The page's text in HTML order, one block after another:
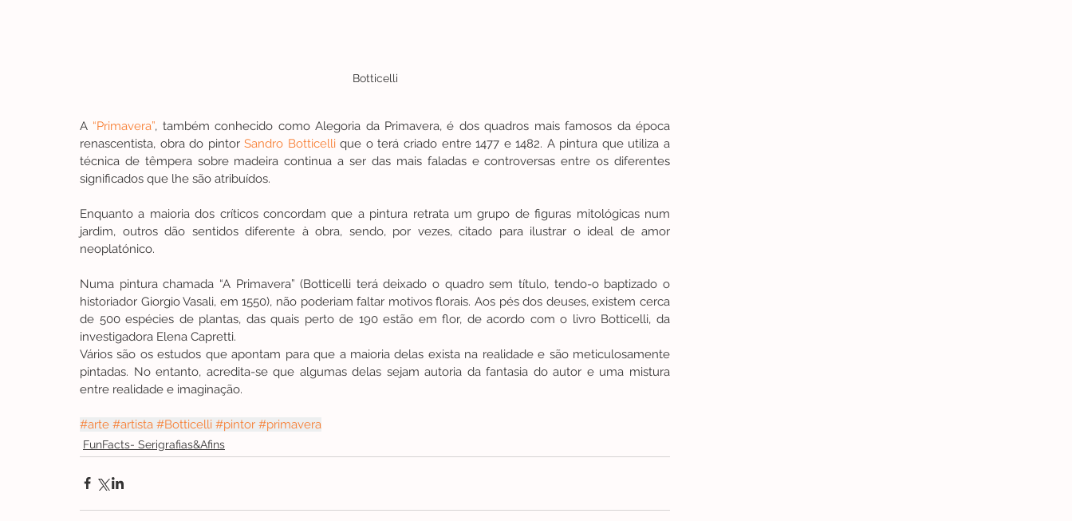
Botticelli
A “Primavera”, também conhecido como Alegoria da Primavera, é dos quadros mais famosos da época
renascentista, obra do pintor Sandro Botticelli que o terá criado entre 1477 e 1482. A pintura que utiliza a
técnica de têmpera sobre madeira continua a ser das mais faladas e controversas entre os diferentes
significados que lhe são atribuídos.
Enquanto a maioria dos críticos concordam que a pintura retrata um grupo de figuras mitológicas num
jardim, outros dão sentidos diferente à obra, sendo, por vezes, citado para ilustrar o ideal de amor
neoplatónico.
Numa pintura chamada “A Primavera” (Botticelli terá deixado o quadro sem título, tendo-o baptizado o
historiador Giorgio Vasali, em 1550), não poderiam faltar motivos florais. Aos pés dos deuses, existem cerca
de 500 espécies de plantas, das quais perto de 190 estão em flor, de acordo com o livro Botticelli, da
investigadora Elena Capretti.
Vários são os estudos que apontam para que a maioria delas exista na realidade e são meticulosamente
pintadas. No entanto, acredita-se que algumas delas sejam autoria da fantasia do autor e uma mistura
entre realidade e imaginação.
#arte #artista #Botticelli #pintor #primavera
FunFacts- Serigrafias&Afins